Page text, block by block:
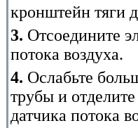
кронштейн тяги
3. Отсоедините
потока воздуха.
4. Ослабьте
трубы и
датчика потока